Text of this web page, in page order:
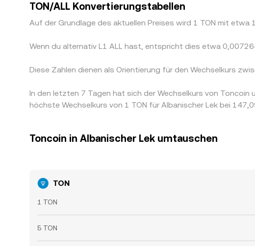
TON/ALL Konvertierungstabellen
Auf der Grundlage des aktuellen Preises wird 1 TON mit
Wenn du alternativ L1 ALL hast, entspricht dies etwa
Diese Zahlen dienen als Orientierung für den Wechselkurs
In den letzten 7 Tagen hat sich der Wechselkurs von
höchste Wechselkurs von 1 TON für Albanischer Lek bei
Toncoin in Albanischer Lek umtauschen
TON
1 TON
5 TON